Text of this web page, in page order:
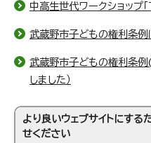
中高生世代ワークショップ
武蔵野市子どもの権利条例
武蔵野市子どもの権利条例
しました）
より良いウェブサイトにする
せください